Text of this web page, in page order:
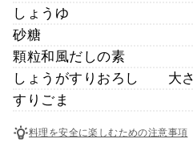
しょうゆ
砂糖
顆粒和風だしの素
しょうがすりおろし
大
すりごま
料理を安全に楽しむための注意事項